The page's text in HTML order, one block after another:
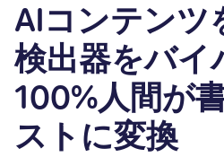
AIコンテンツ
検出器をバイ
100%人間が
ストに変換